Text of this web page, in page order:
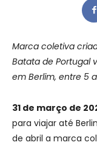
Marca coletiva
Batata de Portugal
em Berlim, entre 5
31 de março de
para viajar até
de abril a marca